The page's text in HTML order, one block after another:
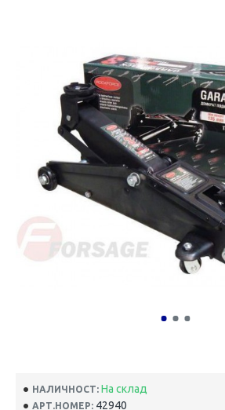
НАЛИЧНОСТ: На склад
АРТ.НОМЕР: 42940